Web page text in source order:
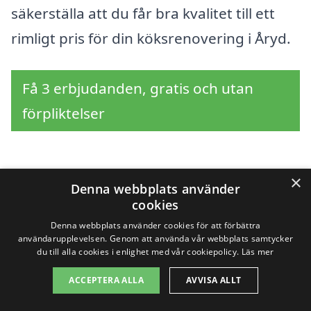
säkerställa att du får bra kvalitet till ett
rimligt pris för din köksrenovering i Åryd.
Få 3 erbjudanden, gratis och utan
förpliktelser
Sök efter en
professionell för
köksrenovering i andra
städer nära Åryd
×
Denna webbplats använder
cookies
Denna webbplats använder cookies för att förbättra
användarupplevelsen. Genom att använda vår webbplats samtycker
du till alla cookies i enlighet med vår cookiepolicy. Läs mer
ACCEPTERA ALLA AVVISA ALLT